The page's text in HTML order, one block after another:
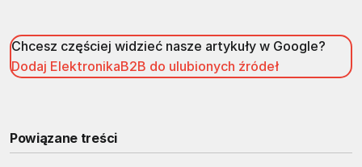
Chcesz częściej widzieć nasze artykuły w Google?
Dodaj ElektronikaB2B do ulubionych źródeł
Powiązane treści